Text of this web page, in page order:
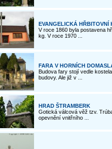
EVANGELICKÁ HŘBITOVNÍ
V roce 1860 byla postavena
kg. V roce 1970 ...
FARA V HORNÍCH
Budova fary stojí vedle
budovy. Ale již v ...
HRAD ŠTRAMBERK
Gotická válcová věž tzv.
opevnění vnitřního ...